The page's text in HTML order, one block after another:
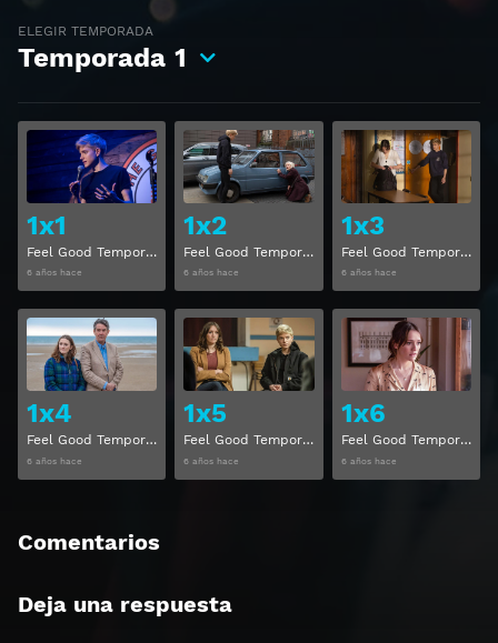
ELEGIR TEMPORADA
Temporada 1
1x1
Feel Good Temporada 1 Capitulo 1
6 años hace
Ver
1x2
Feel Good Temporada 1 Capitulo 2
6 años hace
Ver
1x3
Feel Good Temporada 1 Capitulo 3
6 años hace
1x4
Feel Good Temporada 1 Capitulo 4
6 años hace
Ver
1x5
Feel Good Temporada 1 Capitulo 5
6 años hace
Ver
1x6
Feel Good Temporada 1 Capitulo 6
6 años hace
Comentarios
Deja una respuesta